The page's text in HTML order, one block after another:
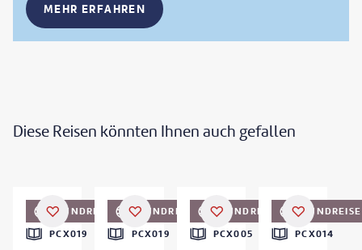
MEHR ERFAHREN
Diese Reisen könnten Ihnen auch gefallen
RUNDREISE
PCX019
RUNDREISE
PCX019
RUNDREISE
PCX005
RUNDREISE
PCX014